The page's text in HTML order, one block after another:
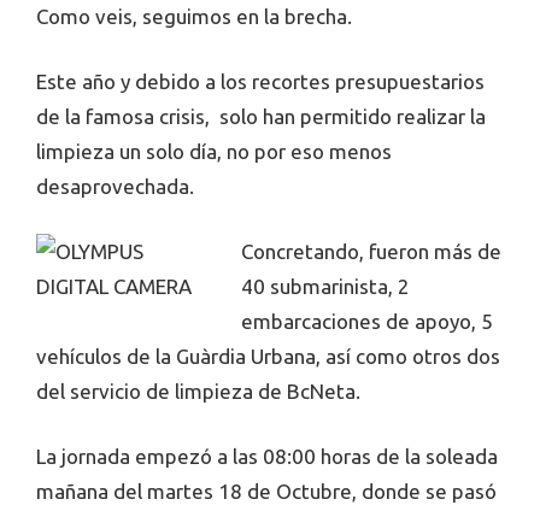
Como veis, seguimos en la brecha.
Este año y debido a los recortes presupuestarios
de la famosa crisis, solo han permitido realizar la
limpieza un solo día, no por eso menos
desaprovechada.
Concretando, fueron más de
40 submarinista, 2
embarcaciones de apoyo, 5
vehículos de la Guàrdia Urbana, así como otros dos
del servicio de limpieza de BcNeta.
La jornada empezó a las 08:00 horas de la soleada
mañana del martes 18 de Octubre, donde se pasó